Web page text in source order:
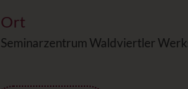
Ort
Seminarzentrum Waldviertler